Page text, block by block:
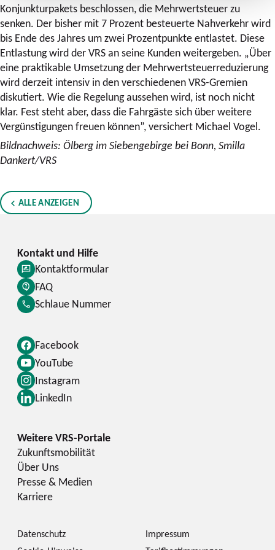
Konjunkturpakets beschlossen, die Mehrwertsteuer zu
senken. Der bisher mit 7 Prozent besteuerte Nahverkehr wird
bis Ende des Jahres um zwei Prozentpunkte entlastet. Diese
Entlastung wird der VRS an seine Kunden weitergeben. „Über
eine praktikable Umsetzung der Mehrwertsteuerreduzierung
wird derzeit intensiv in den verschiedenen VRS-Gremien
diskutiert. Wie die Regelung aussehen wird, ist noch nicht
klar. Fest steht aber, dass die Fahrgäste sich über weitere
Vergünstigungen freuen können”, versichert Michael Vogel.
Bildnachweis: Ölberg im Siebengebirge bei Bonn, Smilla
Dankert/VRS
ALLE ANZEIGEN
Facebook
YouTube
Instagram
LinkedIn
Kontaktformular
FAQ
Schlaue Nummer
Zukunftsmobilität
Über Uns
Presse & Medien
Karriere
Datenschutz
Impressum